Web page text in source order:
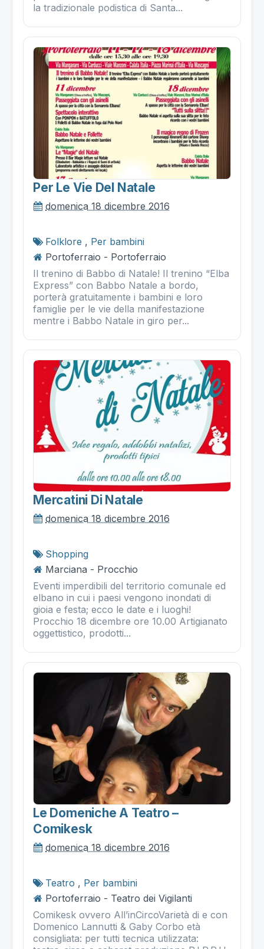
la tradizionale podistica di Santa...
Per Le Vie Del Natale
domenica 18 dicembre 2016
Folklore , Per bambini
Portoferraio - Portoferraio
Il trenino di Babbo di Natale! Il trenino “Elba
Express” con Babbo Natale a bordo,
porterà gratuitamente i bambini e loro
famiglie per le vie della manifestazione
mentre i Babbo Natale in giro per...
Mercatini Di Natale
domenica 18 dicembre 2016
Shopping
Marciana - Procchio
Eventi imperdibili del territorio comunale ed
elbano in cui i paesi vengono inondati di
gioia e festa; ecco le date e i luoghi!
Procchio 18 dicembre ore 10.00 Artigianato
oggettistico, prodotti...
Le Domeniche A Teatro –
Comikesk
domenica 18 dicembre 2016
Teatro , Per bambini
Portoferraio - Teatro dei Vigilanti
Comikesk ovvero All’inCircoVarietà di e con
Domenico Lannutti & Gaby Corbo età
consigliata: per tutti tecnica utilizzata: